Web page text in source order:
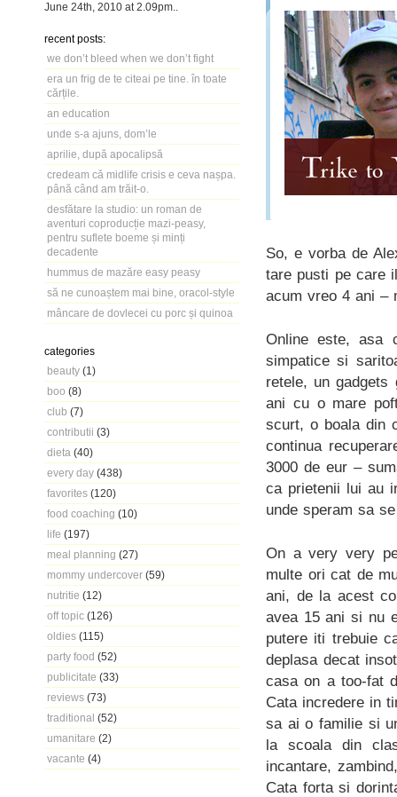
June 24th, 2010 at 2.09pm
recent posts:
we don’t bleed when we don’t fight
era un frig de te citeai pe tine. în toate
cărțile.
an education
unde s-a ajuns, dom’le
aprilie, după apocalipsă
credeam că midlife crisis e ceva nașpa.
până când am trăit-o.
desfătare la studio: un roman de
aventuri coproducție mazi-peasy,
pentru suflete boeme și minți
decadente
hummus de mazăre easy peasy
să ne cunoaștem mai bine, oracol-style
mâncare de dovlecei cu porc și quinoa
categories
beauty (1)
boo (8)
club (7)
contributii (3)
dieta (40)
every day (438)
favorites (120)
food coaching (10)
life (197)
meal planning (27)
mommy undercover (59)
nutritie (12)
off topic (126)
oldies (115)
party food (52)
publicitate (33)
reviews (73)
traditional (52)
umanitare (2)
vacante (4)
So, e vorba de
tare pusti pe care
acum vreo 4 ani –
Online este, asa
simpatice si
retele, un
ani cu o mare
scurt, o boala din
continua
3000 de eur –
ca prietenii lui au
unde speram sa
On a very very
multe ori cat de
ani, de la acest
avea 15 ani si nu
putere iti trebuie
deplasa decat
casa on a too-fat
Cata incredere in
sa ai o familie si
la scoala din
incantare,
Cata forta si